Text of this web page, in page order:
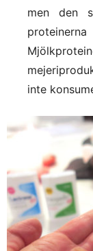
men den
inte